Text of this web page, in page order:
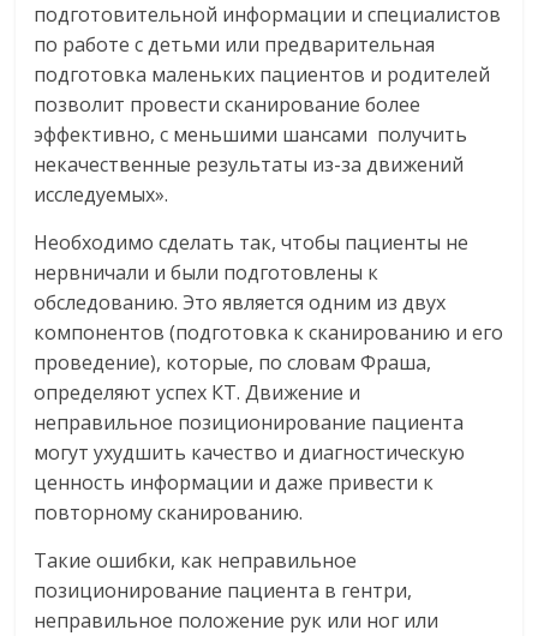
подготовительной информации и специалистов
по работе с детьми или предварительная
подготовка маленьких пациентов и родителей
позволит провести сканирование более
эффективно, с меньшими шансами получить
некачественные результаты из-за движений
исследуемых».
Необходимо сделать так, чтобы пациенты не
нервничали и были подготовлены к
обследованию. Это является одним из двух
компонентов (подготовка к сканированию и его
проведение), которые, по словам Фраша,
определяют успех КТ. Движение и
неправильное позиционирование пациента
могут ухудшить качество и диагностическую
ценность информации и даже привести к
повторному сканированию.
Такие ошибки, как неправильное
позиционирование пациента в гентри,
неправильное положение рук или ног или